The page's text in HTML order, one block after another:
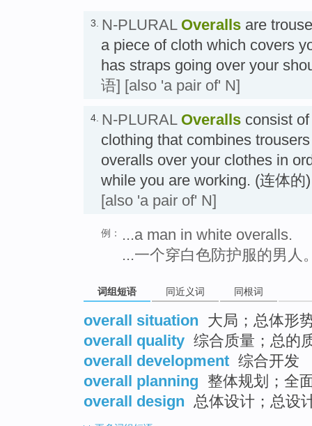
3. N-PLURAL Overalls are
a piece of cloth which covers
has straps going over your
语] [also 'a pair of' N]
4. N-PLURAL Overalls consist
clothing that combines
overalls over your clothes in
while you are working. (连体
[also 'a pair of' N]
例：
...a man in white overalls.
...一个穿白色防护服的男人
词组短语 同近义词 同根词
overall situation 大局；总体形
overall quality 综合质量；总的
overall development 综合开发
overall planning 整体规划；全
overall design 总体设计；总设